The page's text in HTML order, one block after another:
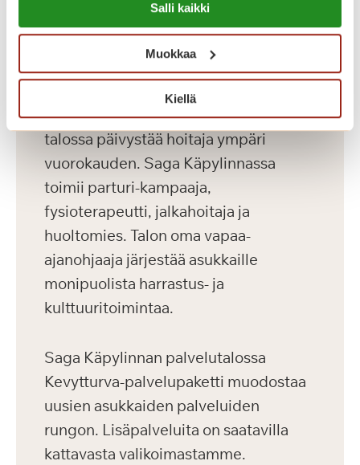
https://sagacare.fi/evasteet/
Salli kaikki
Muokkaa
Kiellä
Koti palveluiden keskellä
Saga Käpylinnan henkilökunta koostuu
terveydenhoitoalan ammattilaisista ja
talossa päivystää hoitaja ympäri
vuorokauden. Saga Käpylinnassa
toimii parturi-kampaaja,
fysioterapeutti, jalkahoitaja ja
huoltomies. Talon oma vapaa-
ajanohjaaja järjestää asukkaille
monipuolista harrastus- ja
kulttuuritoimintaa.
Saga Käpylinnan palvelutalossa
Kevytturva-palvelupaketti muodostaa
uusien asukkaiden palveluiden
rungon. Lisäpalveluita on saatavilla
kattavasta valikoimastamme.